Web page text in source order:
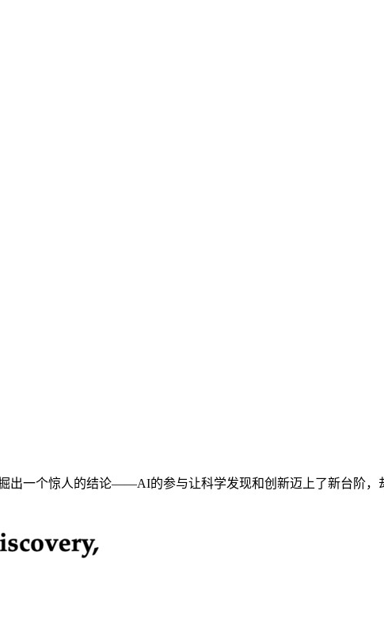
一个惊人的结论——AI的参与让科学发现和创新迈上了新台阶，